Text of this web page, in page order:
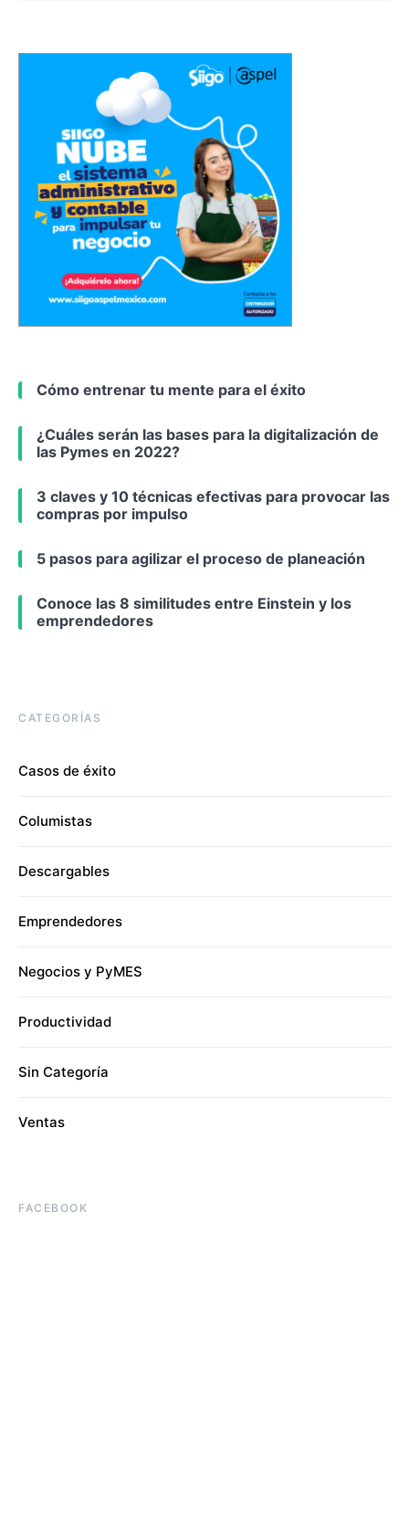
Cómo entrenar tu mente para el éxito
¿Cuáles serán las bases para la digitalización de
las Pymes en 2022?
3 claves y 10 técnicas efectivas para provocar las
compras por impulso
5 pasos para agilizar el proceso de planeación
Conoce las 8 similitudes entre Einstein y los
emprendedores
CATEGORÍAS
Casos de éxito
Columistas
Descargables
Emprendedores
Negocios y PyMES
Productividad
Sin Categoría
Ventas
FACEBOOK